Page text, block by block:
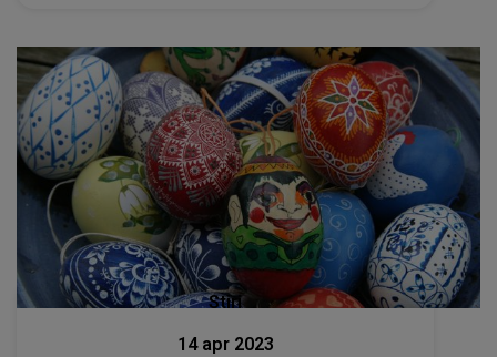
Stiri
14 apr 2023